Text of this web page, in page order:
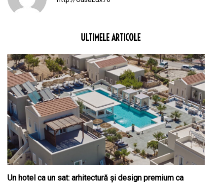
ULTIMELE ARTICOLE
Un hotel ca un sat: arhitectură și design premium ca